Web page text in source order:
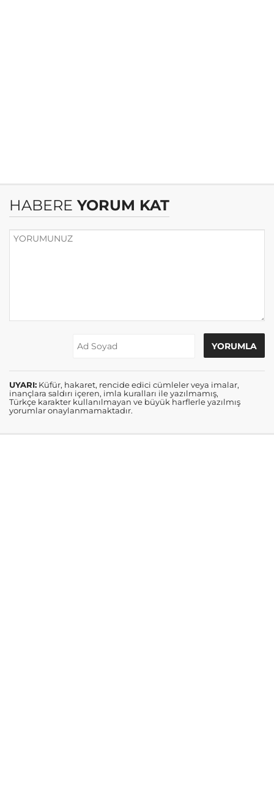
HABERE YORUM KAT
UYARI: Küfür, hakaret, rencide edici cümleler veya imalar,
inançlara saldırı içeren, imla kuralları ile yazılmamış,
Türkçe karakter kullanılmayan ve büyük harflerle yazılmış
yorumlar onaylanmamaktadır.